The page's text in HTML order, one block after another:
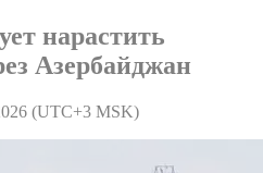
нарастить
Азербайджан
(UTC+3 MSK)